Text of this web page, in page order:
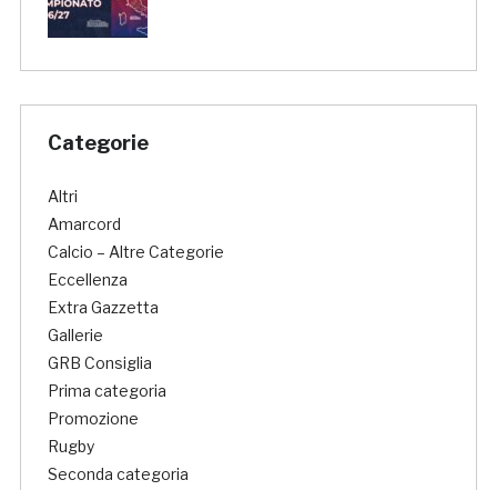
Categorie
Altri
Amarcord
Calcio – Altre Categorie
Eccellenza
Extra Gazzetta
Gallerie
GRB Consiglia
Prima categoria
Promozione
Rugby
Seconda categoria